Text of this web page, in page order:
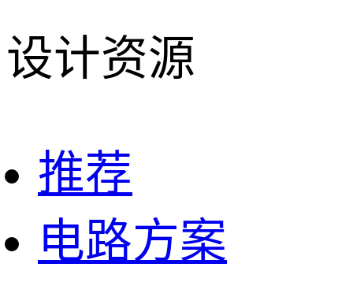
设计资源
推荐
电路方案